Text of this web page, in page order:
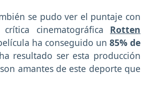
se pudo ver el puntaje con
cinematográfica Rotten
ha conseguido un 85% de
resultado ser esta producción
amantes de este deporte que